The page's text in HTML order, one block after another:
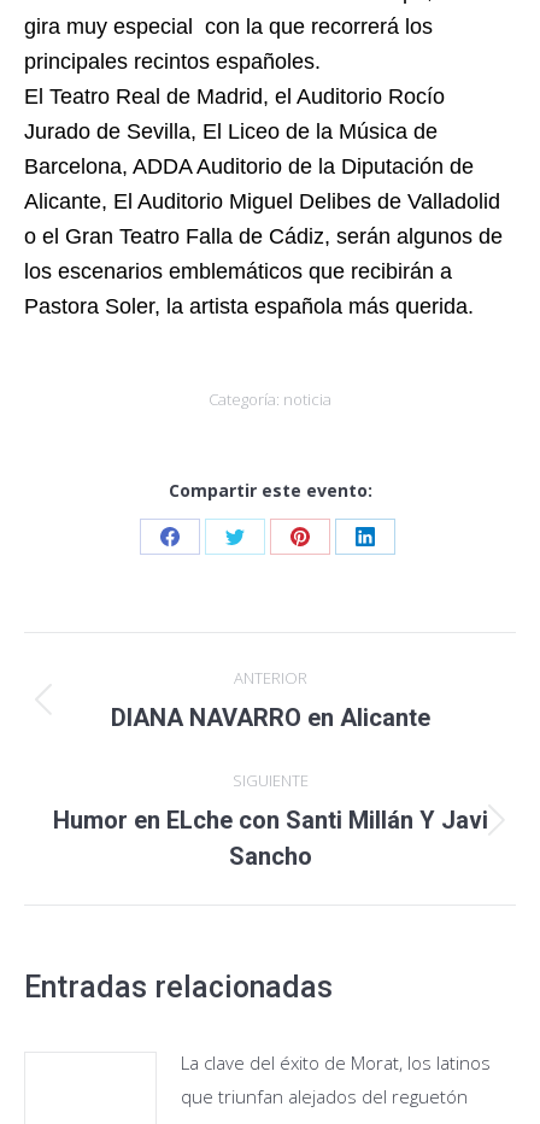
gira muy especial con la que recorrerá los
principales recintos españoles.
El Teatro Real de Madrid, el Auditorio Rocío
Jurado de Sevilla, El Liceo de la Música de
Barcelona, ADDA Auditorio de la Diputación de
Alicante, El Auditorio Miguel Delibes de Valladolid
o el Gran Teatro Falla de Cádiz, serán algunos de
los escenarios emblemáticos que recibirán a
Pastora Soler, la artista española más querida.
Categoría: noticia
Compartir este evento:
Share
Facebook
Share
Twitter
Share
Pinterest
Share
LinkedIn
entre
publicaciones
ANTERIOR
Publicación
DIANA NAVARRO en Alicante
SIGUIENTE
Publicación
siguiente:
Humor en ELche con Santi Millán Y Javi
Sancho
Entradas relacionadas
La clave del éxito de Morat, los latinos
que triunfan alejados del reguetón